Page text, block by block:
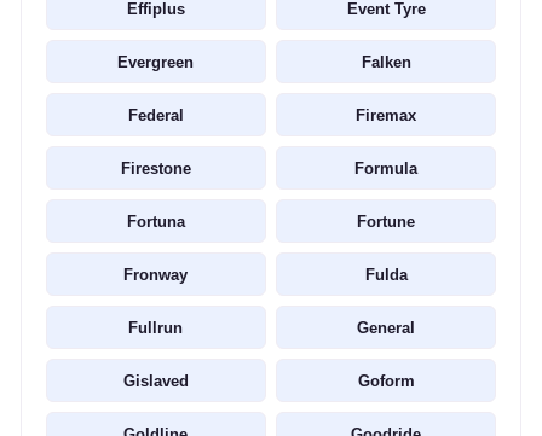
Effiplus Event Tyre
Evergreen Falken
Federal Firemax
Firestone Formula
Fortuna Fortune
Fronway Fulda
Fullrun General
Gislaved Goform